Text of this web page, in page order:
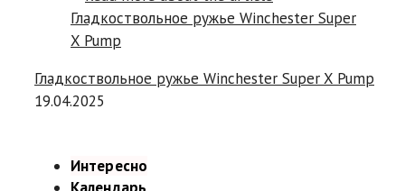
Гладкоствольное ружье Winchester Super X Pump
19.04.2025
Интересно